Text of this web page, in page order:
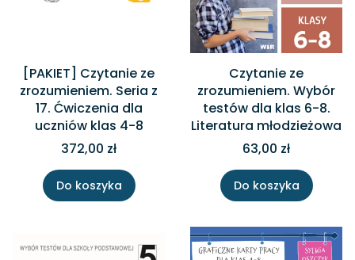
[PAKIET] Czytanie ze
zrozumieniem. Seria z
17. Ćwiczenia dla
uczniów klas 4-8
372,00 zł
Do koszyka
Czytanie ze
zrozumieniem. Wybór
testów dla klas 6-8.
Literatura młodzieżowa
63,00 zł
Do koszyka